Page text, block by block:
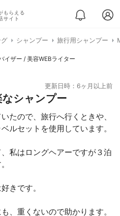
もらえる
サイト
シャンプー 旅行用シャンプー
イザー / 美容WEBライター
更新日時：6ヶ月以上前
シャンプー
たので、旅行へ行くときや、
ルセットを使用しています。
私はロングヘアーですが３泊
きです。
、重くないので助かります。